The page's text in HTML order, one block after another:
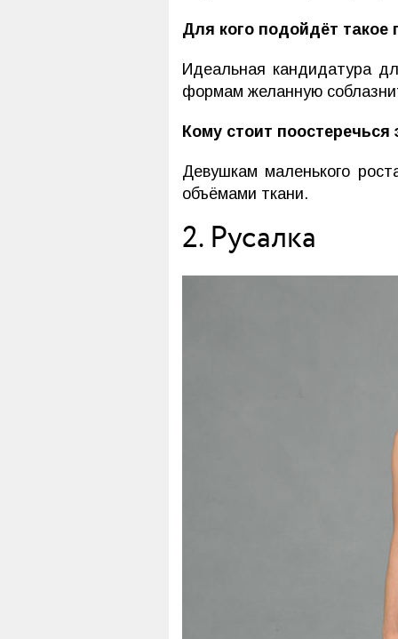
Для кого подойдёт такое
Идеальная кандидатура
формам желанную
Кому стоит поостеречься
Девушкам маленького
объёмами ткани.
2. Русалка